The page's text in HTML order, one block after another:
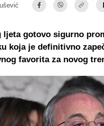
ljeta gotovo sigurno
koja je definitivno
favorita za novog